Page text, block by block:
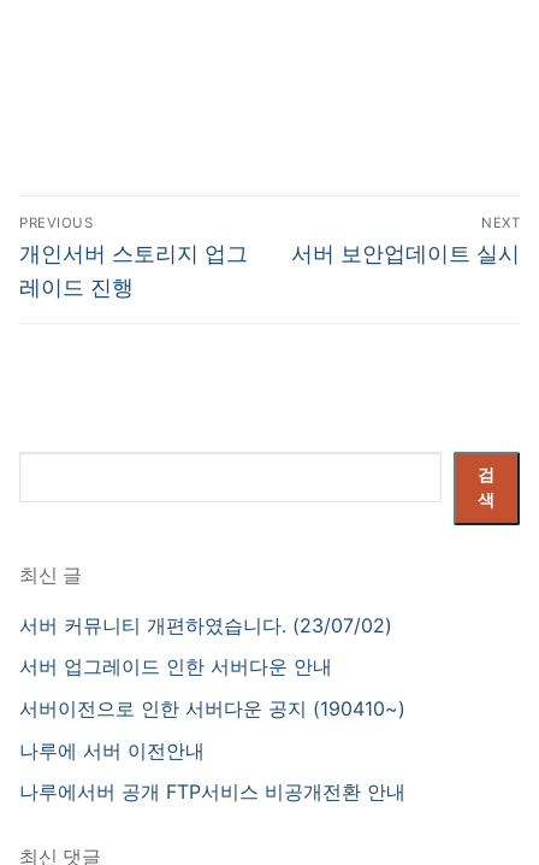
글
탐
색
PREVIOUS
Previous
post:
개인서버 스토리지 업그
레이드 진행
NEXT
Next
서버 보안업데이트 실시
색
검
색
최신 글
서버 커뮤니티 개편하였습니다. (23/07/02)
서버 업그레이드 인한 서버다운 안내
서버이전으로 인한 서버다운 공지 (190410~)
나루에 서버 이전안내
나루에서버 공개 FTP서비스 비공개전환 안내
최신 댓글